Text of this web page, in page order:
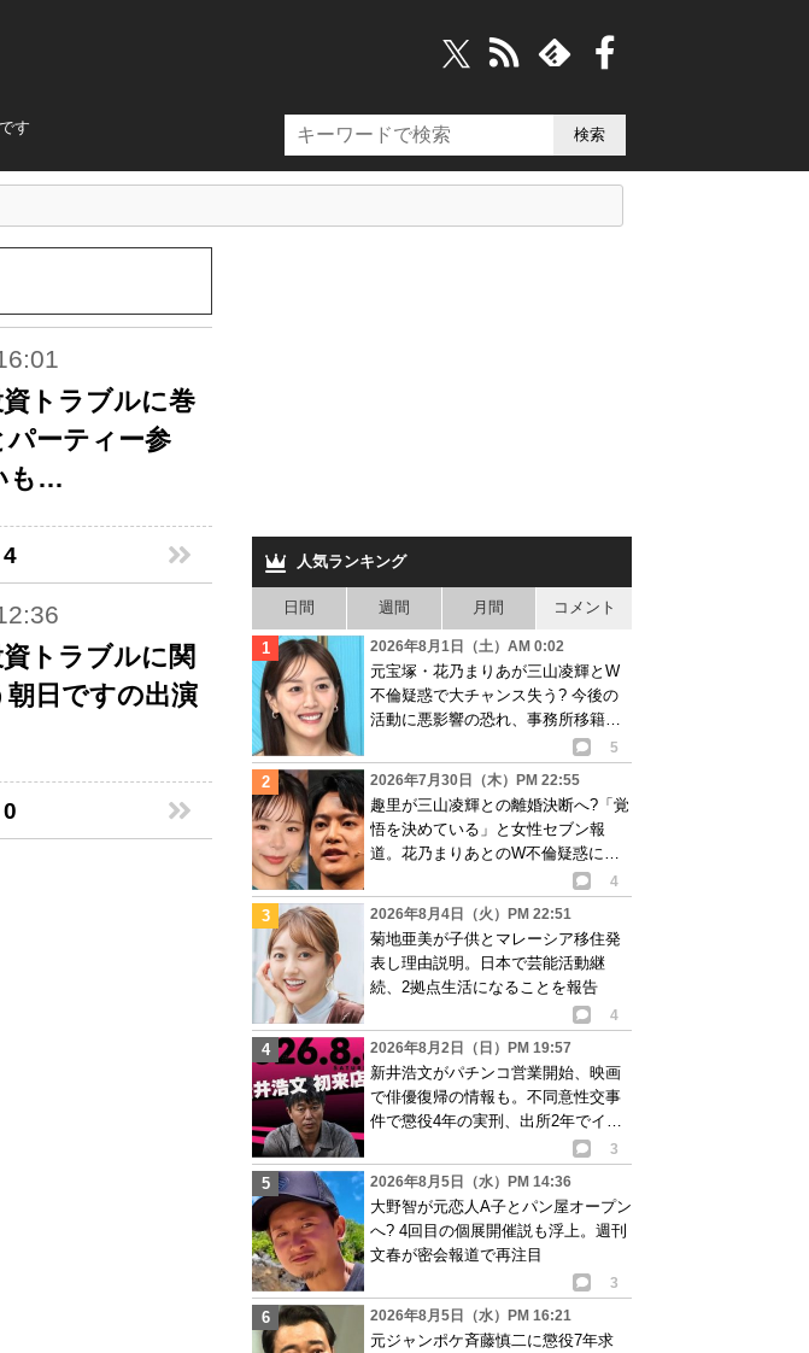
す
トラブルに巻
パーティー参
も…
4
トラブルに関
日ですの出演
0
人気ランキング
日間 週間 月間 コメント
2026年8月1日（土）AM 0:02
元宝塚・花乃まりあが三山凌輝とW
不倫疑惑で大チャンス失う? 今後の
活動に悪影響の恐れ、事務所移籍が
5
2026年7月30日（木）PM 22:55
趣里が三山凌輝との離婚決断へ?「覚
悟を決めている」と女性セブン報
道。花乃まりあとのW不倫疑惑に水
4
2026年8月4日（火）PM 22:51
菊地亜美が子供とマレーシア移住発
表し理由説明。日本で芸能活動継
続、2拠点生活になることを報告
4
2026年8月2日（日）PM 19:57
新井浩文がパチンコ営業開始、映画
で俳優復帰の情報も。不同意性交事
件で懲役4年の実刑、出所2年でイベ
3
2026年8月5日（水）PM 14:36
大野智が元恋人A子とパン屋オープン
へ? 4回目の個展開催説も浮上。週刊
文春が密会報道で再注目
3
2026年8月5日（水）PM 16:21
元ジャンポケ斉藤慎二に懲役7年求